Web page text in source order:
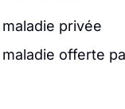
privée
offerte